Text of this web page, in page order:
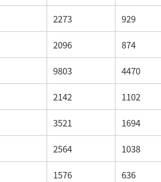
2273 929
2096 874
9803 4470
2142 1102
3521 1694
2564 1038
1576 636